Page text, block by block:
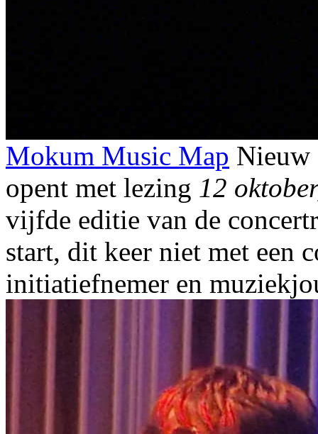
Mokum Music Map Nieuw
opent met lezing 12
vijfde editie van de
start, dit keer niet met een
initiatiefnemer en